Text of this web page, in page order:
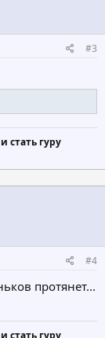
#3
стать гуру
#4
протянет...
стать гуру